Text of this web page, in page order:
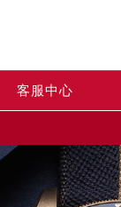
客服中心